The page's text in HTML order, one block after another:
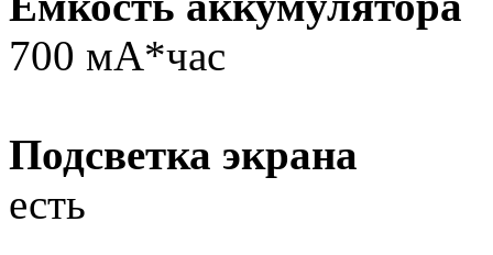
700 мА*час
Подсветка экрана
есть